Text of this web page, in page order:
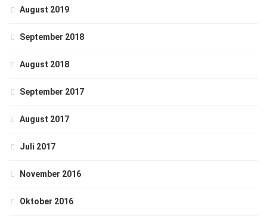
August 2019
September 2018
August 2018
September 2017
August 2017
Juli 2017
November 2016
Oktober 2016